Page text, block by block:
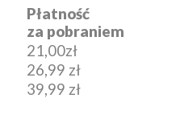
Płatność
za pobraniem
21,00zł
26,99 zł
39,99 zł